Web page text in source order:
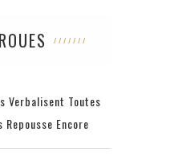
Verbalisent Toutes
Encore